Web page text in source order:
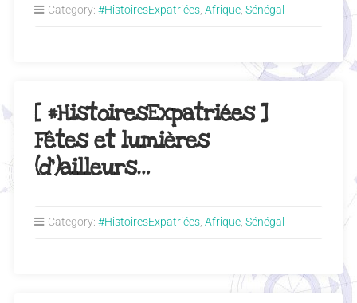
Category: #HistoiresExpatriées, Afrique, Sénégal
[ #HistoiresExpatriées ]
Fêtes et lumières
(d’)ailleurs…
Category: #HistoiresExpatriées, Afrique, Sénégal